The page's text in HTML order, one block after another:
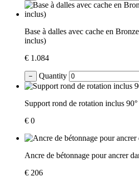
Base à dalles avec cache en
inclus)
€ 1.084
− Quantity
Support rond de rotation inclus 90°
€ 0
Ancre de bétonnage pour ancrer
€ 206